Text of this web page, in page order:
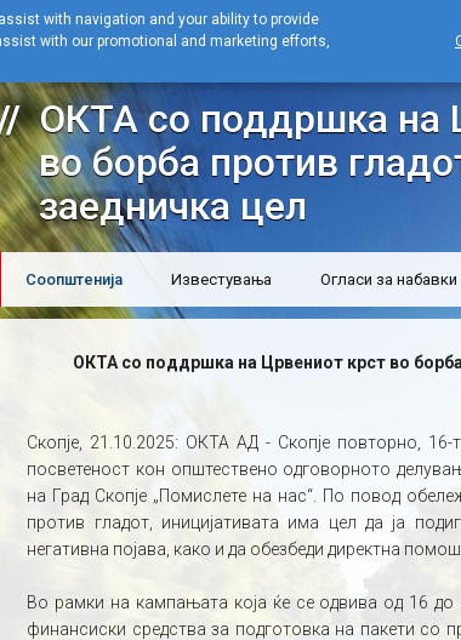
ОКТА со поддршка на Црвениот
ОКТА со поддршка на
во борба против
заедничка цел
Соопштенија Известувања Огласи за набавки
ОКТА со поддршка на Црвениот крст во
Скопје, 21.10.2025: ОКТА АД - Скопје повторно,
посветеност кон општествено одговорното
на Град Скопје „Помислете на нас“. По повод
против гладот, иницијативата има цел да ја
негативна појава, како и да обезбеди директна
Во рамки на кампањата која ќе се одвива од 16 до
финансиски средства за подготовка на пакети со
with navigation and your ability to provide
with our promotional and marketing efforts,